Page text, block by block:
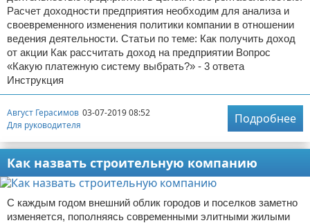
Расчет доходности предприятия необходим для анализа и
своевременного изменения политики компании в отношении
ведения деятельности. Статьи по теме: Как получить доход
от акции Как рассчитать доход на предприятии Вопрос
«Какую платежную систему выбрать?» - 3 ответа
Инструкция
Август Герасимов 03-07-2019 08:52
Для руководителя
Подробнее
Как назвать строительную компанию
С каждым годом внешний облик городов и поселков заметно
изменяется, пополняясь современными элитными жилыми